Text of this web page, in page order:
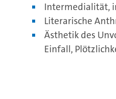
Intermedialität,
Literarische
Ästhetik des
Einfall,